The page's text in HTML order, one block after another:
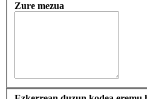
Zure mezua